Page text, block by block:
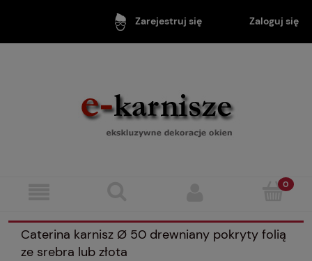
Zarejestruj się Zaloguj się
Caterina karnisz Ø 50 drewniany pokryty folią
ze srebra lub złota